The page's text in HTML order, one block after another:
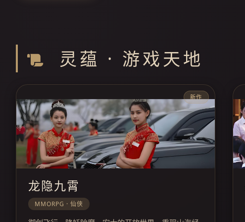
灵蕴 · 游戏天地
新作
龙隐九霄
MMORPG · 仙侠